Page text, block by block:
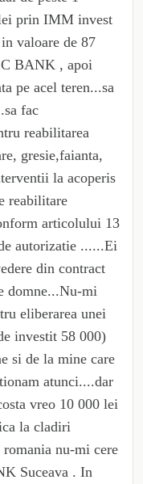
prin IMM invest
valoare de 87
BANK , apoi
pe acel teren...sa
fac
reabilitarea
gresie,faianta,
la acoperis
reabilitare
articolului 13
autorizatie ......Ei
din contract
domne...Nu-mi
eliberarea unei
investit 58 000)
si de la mine care
atunci....dar
vreo 10 000 lei
la cladiri
nu-mi cere
Suceava . In